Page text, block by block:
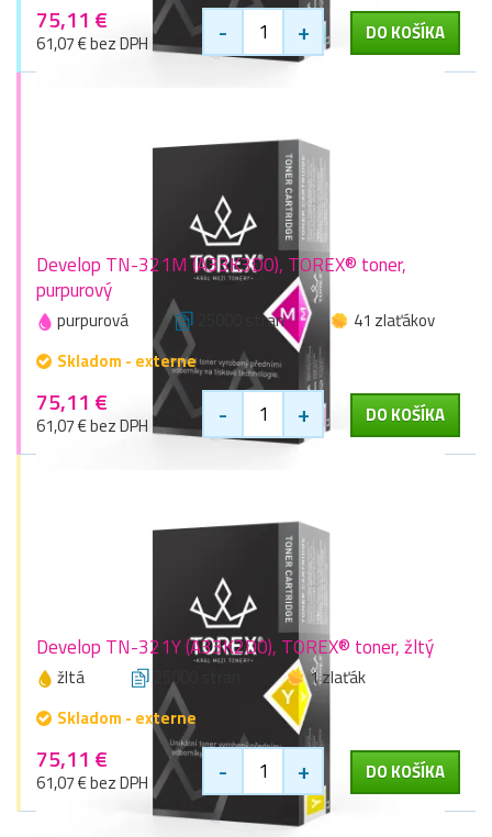
75,11 €
61,07 € bez DPH - + DO KOŠÍKA
Develop TN-321M (A33K3D0), TOREX® toner,
purpurový
purpurová 25000 stran
41 zlaťákov
Skladom - externe
75,11 €
61,07 € bez DPH - + DO KOŠÍKA
Develop TN-321Y (A33K2D0), TOREX® toner, žltý
žltá 25000 stran
1 zlaťák
Skladom - externe
75,11 €
61,07 € bez DPH - + DO KOŠÍKA